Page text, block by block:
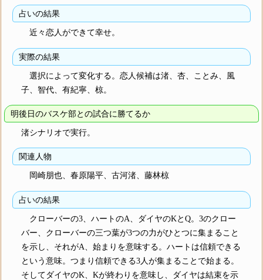
占いの結果
近々恋人ができて幸せ。
実際の結果
選択によって変化する。恋人候補は渚、杏、ことみ、風
子、智代、有紀寧、椋。
明後日のバスケ部との試合に勝てるか
渚シナリオで実行。
関連人物
岡崎朋也、春原陽平、古河渚、藤林椋
占いの結果
クローバーの3、ハートのA、ダイヤのKとQ。3のクロー
バー、クローバーの三つ葉が3つの力がひとつに集まること
を示し、それがA、始まりを意味する。ハートは信頼できる
という意味。つまり信頼できる3人が集まることで始まる。
そしてダイヤのK、Kが終わりを意味し、ダイヤは結束を示